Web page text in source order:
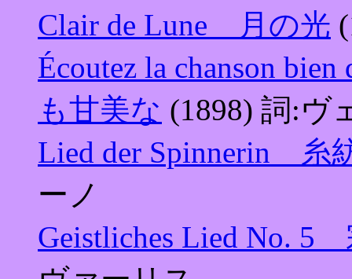
Clair de Lune 月の光
Écoutez la chanson
も甘美な (1898) 詞:ヴ
Lied der Spinnerin 糸
ーノ
Geistliches Lied No.